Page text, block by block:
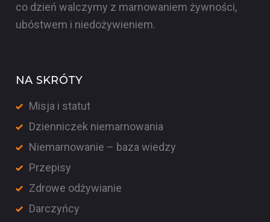
co dzień walczymy z marnowaniem żywności,
ubóstwem i niedożywieniem.
NA SKRÓTY
Misja i statut
Dzienniczek niemarnowania
Niemarnowanie – baza wiedzy
Przepisy
Zdrowe odżywianie
Darczyńcy